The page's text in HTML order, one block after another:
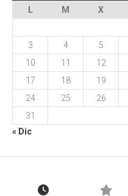
L
M X
3
4 5
10
11 12
17
18 19
24
25 26
31
« Dic